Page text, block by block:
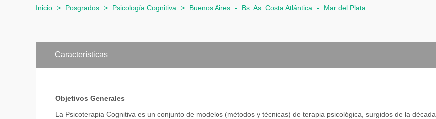
Inicio > Posgrados > Psicología Cognitiva > Buenos Aires - Bs. As. Costa Atlántica - Mar del Plata
Características
Objetivos Generales
La Psicoterapia Cognitiva es un conjunto de modelos (métodos y técnicas) de terapia psicológica, surgidos de la década